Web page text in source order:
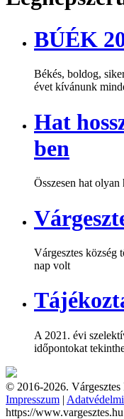
BÚÉK
Békés, boldog,
évet kívánunk
Hat
ben
Összesen hat
Várgesztes község
nap volt
A 2021. évi
időpontokat
© 2016-2026.
Impresszum |
https://www.vargesztes.hu